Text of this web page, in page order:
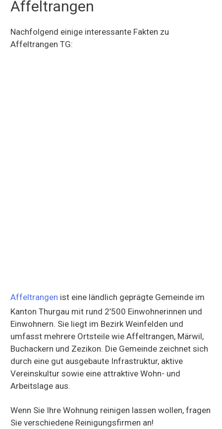
Affeltrangen
Nachfolgend einige interessante Fakten zu
Affeltrangen TG:
Affeltrangen ist eine ländlich geprägte Gemeinde im
Kanton Thurgau mit rund 2’500 Einwohnerinnen und
Einwohnern. Sie liegt im Bezirk Weinfelden und
umfasst mehrere Ortsteile wie Affeltrangen, Märwil,
Buchackern und Zezikon. Die Gemeinde zeichnet sich
durch eine gut ausgebaute Infrastruktur, aktive
Vereinskultur sowie eine attraktive Wohn- und
Arbeitslage aus.
Wenn Sie Ihre Wohnung reinigen lassen wollen, fragen
Sie verschiedene Reinigungsfirmen an!